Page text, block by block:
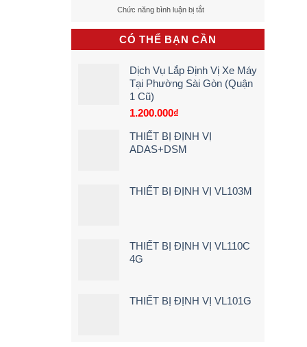
Tận
[Giá
Rẻ
–
Tiết]
báo
khi
lái
xe
quá
tốc
Chức năng bình luận bị tắtở
Vụ
Lắp
Camera
Xe
Tải
Giá
Loại
CÓ THỂ BẠN CẦN
Dịch Vụ Lắp Định Vị Xe Máy
Tại Phường Sài Gòn (Quận
1 Cũ)
1.200.000₫
THIẾT BỊ ĐỊNH VỊ
ADAS+DSM
THIẾT BỊ ĐỊNH VỊ VL103M
THIẾT BỊ ĐỊNH VỊ VL110C
4G
THIẾT BỊ ĐỊNH VỊ VL101G